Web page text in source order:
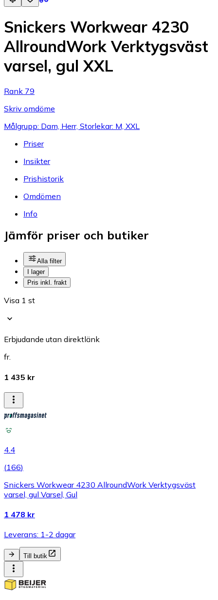
Snickers Workwear 4230
AllroundWork Verktygsväst
varsel, gul XXL
Rank 79
Skriv omdöme
Målgrupp: Dam, Herr, Storlekar: M, XXL
Priser
Insikter
Prishistorik
Omdömen
Info
Jämför priser och butiker
Alla filter
I lager
Pris inkl. frakt
Visa 1 st
Erbjudande utan direktlänk
fr.
1 435 kr
4.4
(166)
Snickers Workwear 4230 AllroundWork Verktygsväst
varsel, gul Varsel, Gul
1 478 kr
Leverans: 1-2 dagar
Till butik